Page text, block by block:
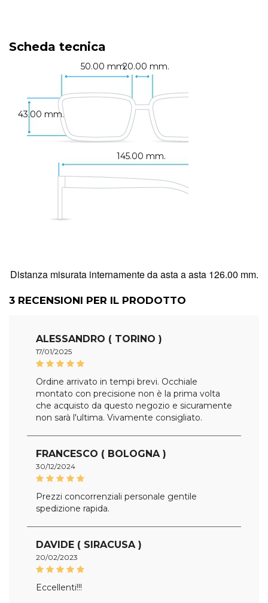
Scheda tecnica
50.00 mm.20.00 mm.
145.00 mm.
43.00 mm.
Distanza misurata internamente da asta a asta 126.00 mm.
3 RECENSIONI PER IL PRODOTTO
ALESSANDRO ( TORINO )
17/01/2025
Ordine arrivato in tempi brevi. Occhiale
montato con precisione non è la prima volta
che acquisto da questo negozio e sicuramente
non sarà l'ultima. Vivamente consigliato.
FRANCESCO ( BOLOGNA )
30/12/2024
Prezzi concorrenziali personale gentile
spedizione rapida.
DAVIDE ( SIRACUSA )
20/02/2023
Eccellenti!!!